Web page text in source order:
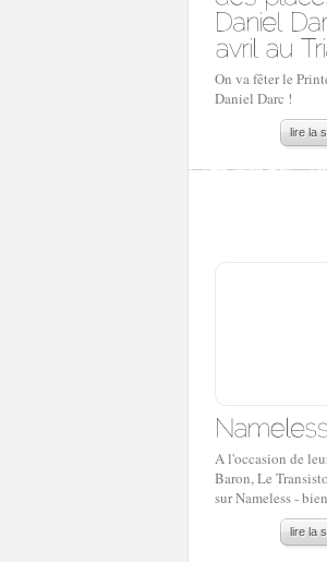
On va fêter le
Daniel Darc !
lire la
A l'occasion de
Baron, Le
sur Nameless -
lire la